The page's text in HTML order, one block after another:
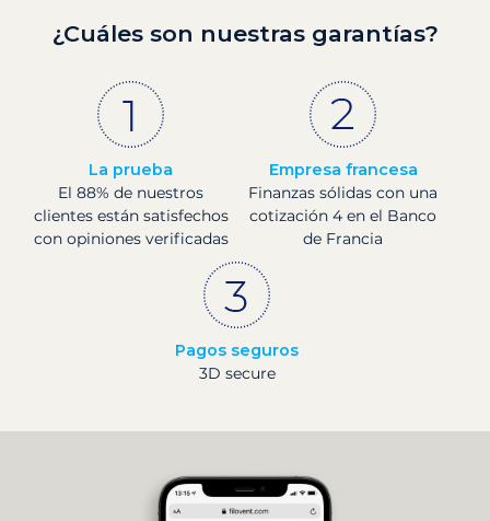
¿Cuáles son nuestras garantías?
La prueba
El 88% de nuestros
clientes están satisfechos
con opiniones verificadas
Empresa francesa
Finanzas sólidas con una
cotización 4 en el Banco
de Francia
Pagos seguros
3D secure